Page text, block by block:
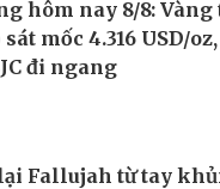
Fallujah từ tay